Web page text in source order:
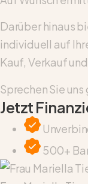
Darüber hinaus
individuell auf
Kauf, Verkauf
Sprechen Sie
Jetzt
500+